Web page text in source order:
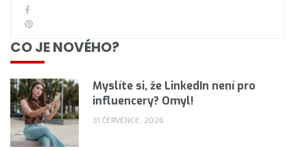
CO JE NOVÉHO?
Myslíte si, že LinkedIn není pro
influencery? Omyl!
31 ČERVENCE, 2026